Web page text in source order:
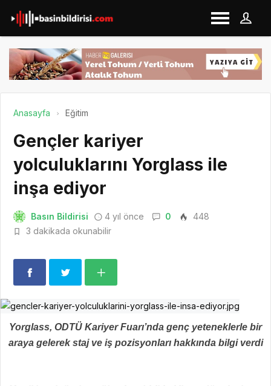
Anasayfa Eğitim
Gençler kariyer
yolculuklarını Yorglass ile
inşa ediyor
Basın Bildirisi 4 yıl önce 0
448
3 dakikada okunabilir
Yorglass, ODTÜ Kariyer Fuarı’nda genç yeteneklerle bir
araya gelerek staj ve iş pozisyonları hakkında bilgi verdi